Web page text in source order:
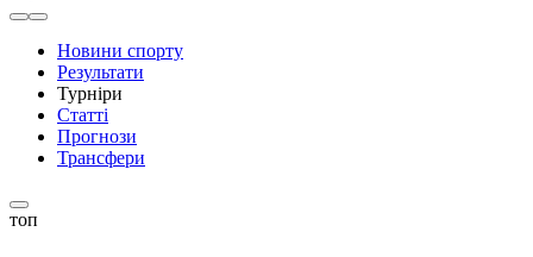
Новини спорту
Результати
Турніри
Статті
Прогнози
Трансфери
топ